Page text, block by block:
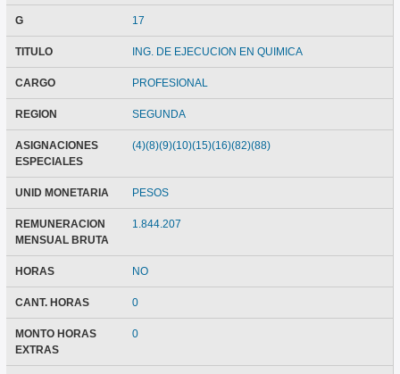
G 17
TITULO ING. DE EJECUCION EN QUIMICA
CARGO PROFESIONAL
REGION SEGUNDA
ASIGNACIONES
ESPECIALES
(4)(8)(9)(10)(15)(16)(82)(88)
UNID MONETARIA PESOS
REMUNERACION
MENSUAL BRUTA
1.844.207
HORAS NO
CANT. HORAS 0
MONTO HORAS
EXTRAS
0